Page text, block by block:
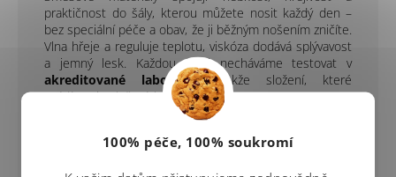
100% péče, 100% soukromí
praktičnost do šály, kterou můžete nosit každý den –
bez speciální péče a obav, že ji běžným nošením zničíte.
Vlna hřeje a reguluje teplotu, viskóza dodává splývavost
a jemný lesk. Každou šarži necháváme testovat v
akreditované laboratoři, takže složení, které
uvádíme, je složení, které dostanete.